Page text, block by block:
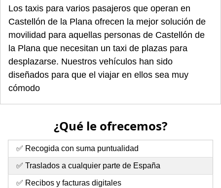
Los taxis para varios pasajeros que operan en
Castellón de la Plana ofrecen la mejor solución de
movilidad para aquellas personas de Castellón de
la Plana que necesitan un taxi de plazas para
desplazarse. Nuestros vehículos han sido
diseñados para que el viajar en ellos sea muy
cómodo
¿Qué le ofrecemos?
✅ Recogida con suma puntualidad
✅ Traslados a cualquier parte de España
✅ Recibos y facturas digitales